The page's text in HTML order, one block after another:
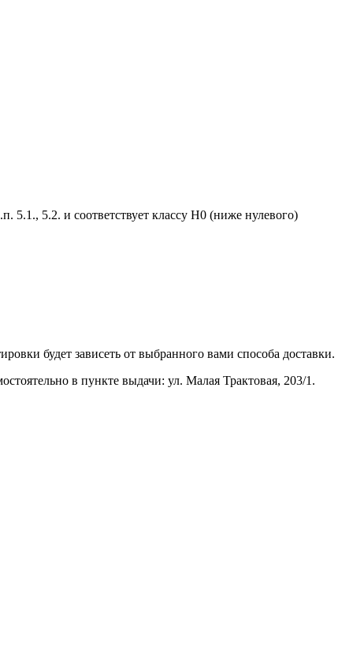
5.2. и соответствует классу Н0 (ниже нулевого)
будет зависеть от выбранного вами способа доставки.
в пункте выдачи: ул. Малая Трактовая, 203/1.